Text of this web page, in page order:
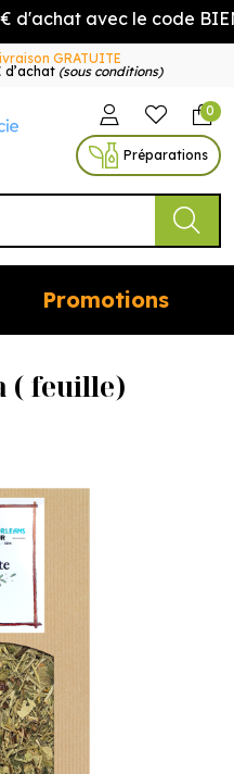
avec le code
GRATUITE
d’achat (sous conditions)
Autour de la Pharmacie
0
Préparations
Promotions
( feuille)